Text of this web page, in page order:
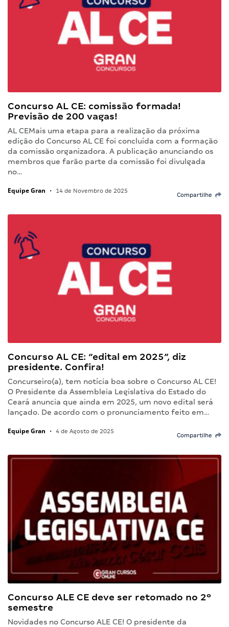
Concurso AL CE: comissão formada!
Previsão de 200 vagas!
AL CEMais uma etapa para a realização da próxima
edição do Concurso AL CE foi concluída com a formação
da comissão organizadora. A publicação anunciando os
membros que farão parte da comissão foi divulgada
no…
Equipe Gran • 14 de Novembro de 2025
Compartilhe
Concurso AL CE: “edital em 2025”, diz
presidente. Confira!
Concurseiro(a), tem notícia boa sobre o Concurso AL CE!
O Presidente da Assembleia Legislativa do Estado do
Ceará anuncia que ainda em 2025, um novo edital será
lançado. De acordo com o pronunciamento feito em…
Equipe Gran • 4 de Agosto de 2025
Compartilhe
Concurso ALE CE deve ser retomado no 2º
semestre
Novidades no Concurso ALE CE! O presidente da